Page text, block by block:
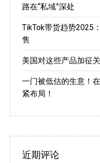
路在“私域”深处
TikTok带货趋势2025
售
美国对这些产品加征
一门被低估的生意！
紧布局！
近期评论